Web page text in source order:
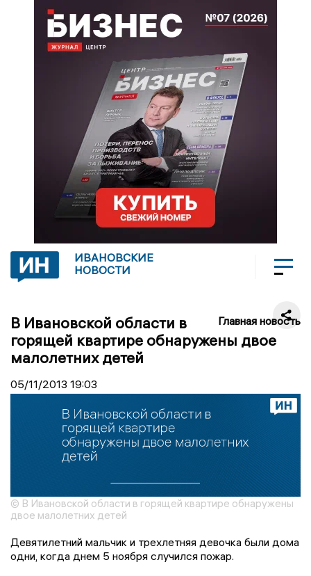
ИВАНОВСКИЕ
НОВОСТИ
Главная новость
В Ивановской области в
горящей квартире обнаружены двое
малолетних детей
05/11/2013 19:03
© В Ивановской области в горящей квартире обнаружены
двое малолетних детей
Девятилетний мальчик и трехлетняя девочка были дома
одни, когда днем 5 ноября случился пожар.